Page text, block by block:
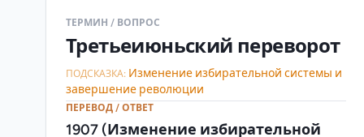
ТЕРМИН / ВОПРОС
Третьеиюньский переворот
ПОДСКАЗКА: Изменение избирательной системы и
завершение революции
ПЕРЕВОД / ОТВЕТ
1907 (Изменение избирательной